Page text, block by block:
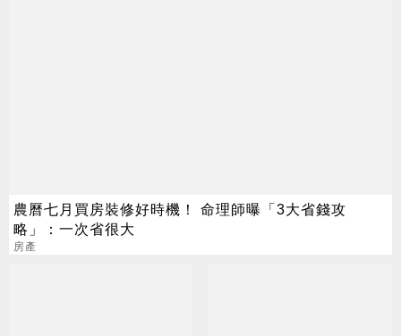
農曆七月買房裝修好時機！ 命理師曝「3大省錢攻
略」：一次省很大
房產